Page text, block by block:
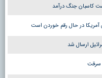
کاسبان جنگ درآمد
آمریکا در حال رقم خوردن است